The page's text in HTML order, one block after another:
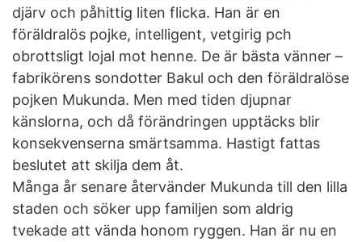
djärv och påhittig liten flicka. Han är en
föräldralös pojke, intelligent, vetgirig pch
obrottsligt lojal mot henne. De är bästa vänner –
fabrikörens sondotter Bakul och den föräldralöse
pojken Mukunda. Men med tiden djupnar
känslorna, och då förändringen upptäcks blir
konsekvenserna smärtsamma. Hastigt fattas
beslutet att skilja dem åt.
Många år senare återvänder Mukunda till den lilla
staden och söker upp familjen som aldrig
tvekade att vända honom ryggen. Han är nu en